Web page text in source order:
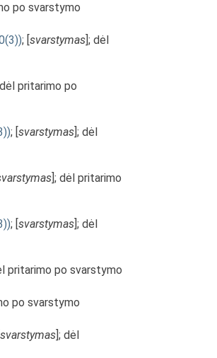
po svarstymo
; [svarstymas]; dėl
pritarimo po
; [svarstymas]; dėl
]; dėl pritarimo
; [svarstymas]; dėl
pritarimo po svarstymo
po svarstymo
svarstymas]; dėl